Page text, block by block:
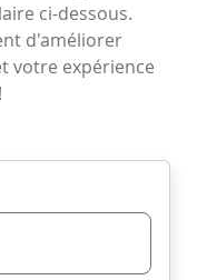
ci-dessous.
d'améliorer
votre expérience